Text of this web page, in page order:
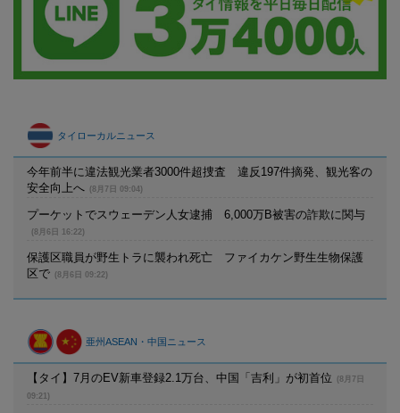
タイローカルニュース
今年前半に違法観光業者3000件超捜査 違反197件摘発、観光客の
安全向上へ
(8月7日 09:04)
プーケットでスウェーデン人女逮捕 6,000万B被害の詐欺に関与
(8月6日 16:22)
保護区職員が野生トラに襲われ死亡 ファイカケン野生生物保護
区で
(8月6日 09:22)
亜州ASEAN・中国ニュース
【タイ】7月のEV新車登録2.1万台、中国「吉利」が初首位
(8月7日
09:21)